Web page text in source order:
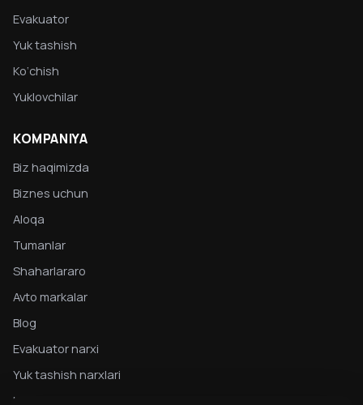
Evakuator
Yuk tashish
Ko‘chish
Yuklovchilar
KOMPANIYA
Biz haqimizda
Biznes uchun
Aloqa
Tumanlar
Shaharlararo
Avto markalar
Blog
Evakuator narxi
Yuk tashish narxlari
Maxfiylik